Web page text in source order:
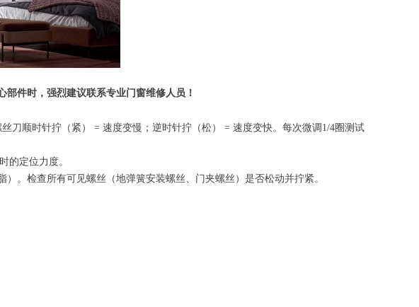
件时，强烈建议联系专业门窗维修人员！
刀顺时针拧（紧） = 速度变慢；逆时针拧（松） = 速度变快。每次微调1/4圈测试
的定位力度。
。检查所有可见螺丝（地弹簧安装螺丝、门夹螺丝）是否松动并拧紧。